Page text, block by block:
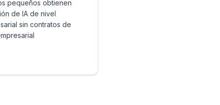
pequeños obtienen
de IA de nivel
sin contratos de